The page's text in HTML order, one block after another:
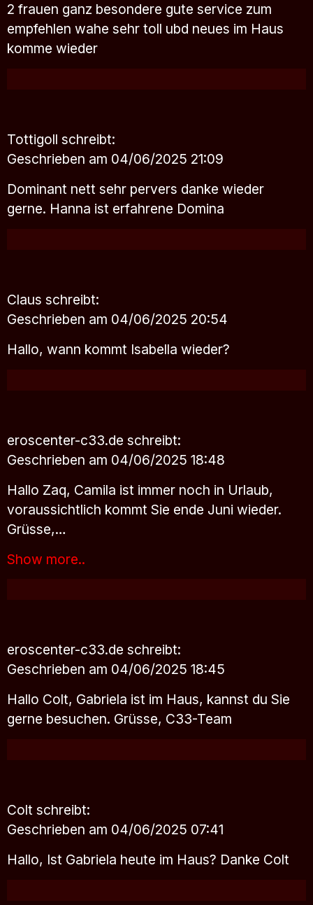
2 frauen ganz besondere gute service zum
empfehlen wahe sehr toll ubd neues im Haus
komme wieder
Tottigoll schreibt:
Geschrieben am 04/06/2025 21:09
Dominant nett sehr pervers danke wieder
gerne. Hanna ist erfahrene Domina
Claus schreibt:
Geschrieben am 04/06/2025 20:54
Hallo, wann kommt Isabella wieder?
eroscenter-c33.de schreibt:
Geschrieben am 04/06/2025 18:48
Hallo Zaq, Camila ist immer noch in Urlaub,
voraussichtlich kommt Sie ende Juni wieder.
Grüsse,…
Show more..
eroscenter-c33.de schreibt:
Geschrieben am 04/06/2025 18:45
Hallo Colt, Gabriela ist im Haus, kannst du Sie
gerne besuchen. Grüsse, C33-Team
Colt schreibt:
Geschrieben am 04/06/2025 07:41
Hallo, Ist Gabriela heute im Haus? Danke Colt